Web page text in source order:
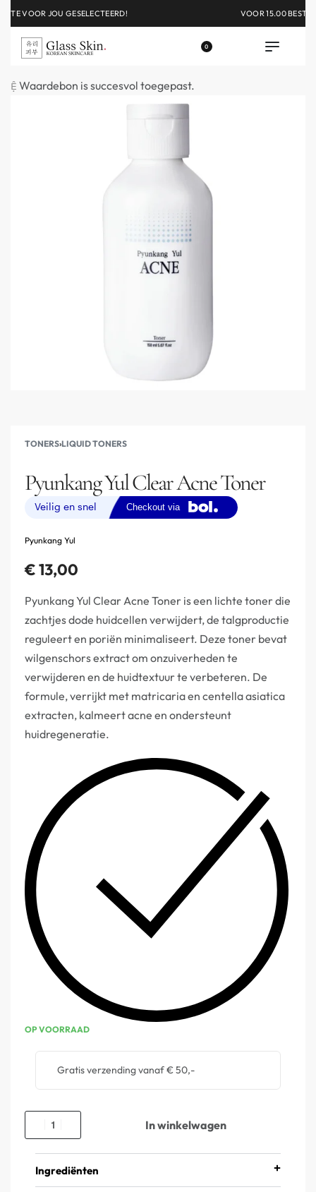
GRATIS VERZENDING IN NEDERLAND VANAF €50,-
0
Waardebon is succesvol toegepast.
TONERS›LIQUID TONERS
Pyunkang Yul Clear Acne Toner
Pyunkang Yul
€13,00
Pyunkang Yul Clear Acne Toner is een lichte toner die
zachtjes dode huidcellen verwijdert, de talgproductie
reguleert en poriën minimaliseert. Deze toner bevat
wilgenschors extract om onzuiverheden te
verwijderen en de huidtextuur te verbeteren. De
formule, verrijkt met matricaria en centella asiatica
extracten, kalmeert acne en ondersteunt
huidregeneratie.
OP VOORRAAD
Gratis verzending vanaf € 50,-
In winkelwagen
Ingrediënten